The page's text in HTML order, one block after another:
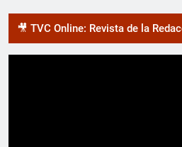
🎥 TVC Online: Revista de la